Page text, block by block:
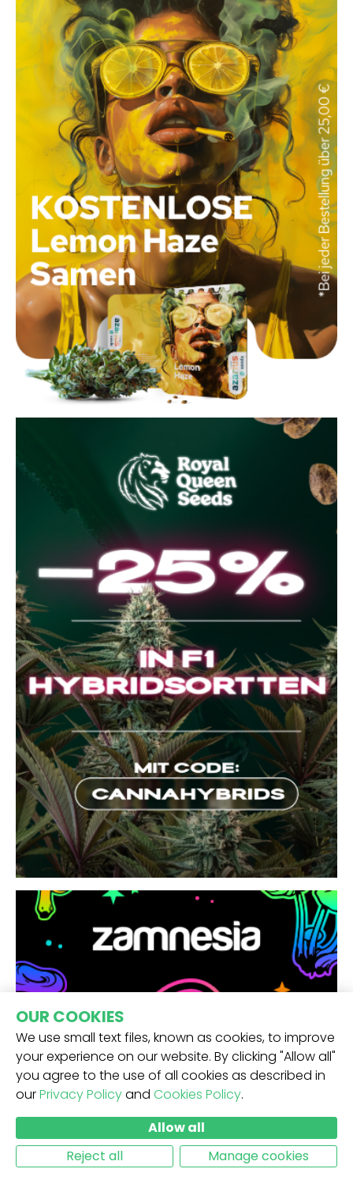
OUR COOKIES
We use small text files, known as cookies, to improve
your experience on our website. By clicking "Allow all"
you agree to the use of all cookies as described in
ourPrivacy Policyand Cookies Policy.
Allow all
Reject all
Manage cookies